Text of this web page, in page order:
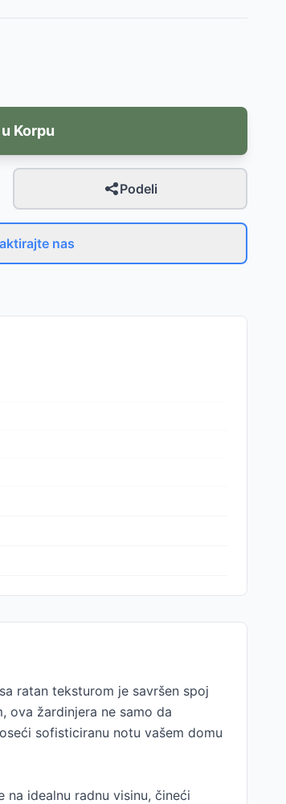
Korpu
Podeli
nas
ratan teksturom je savršen spoj
ova žardinjera ne samo da
sofisticiranu notu vašem domu
idealnu radnu visinu, čineći